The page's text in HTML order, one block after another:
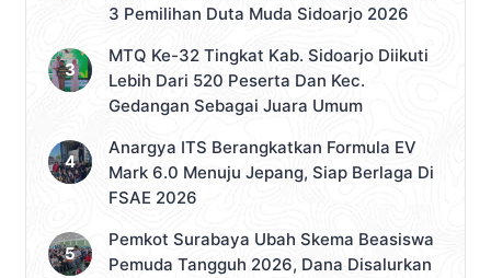
3 Pemilihan Duta Muda Sidoarjo 2026
MTQ Ke-32 Tingkat Kab. Sidoarjo Diikuti
Lebih Dari 520 Peserta Dan Kec.
Gedangan Sebagai Juara Umum
Anargya ITS Berangkatkan Formula EV
Mark 6.0 Menuju Jepang, Siap Berlaga Di
FSAE 2026
Pemkot Surabaya Ubah Skema Beasiswa
Pemuda Tangguh 2026, Dana Disalurkan